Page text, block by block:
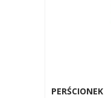
PERŚCIONEK